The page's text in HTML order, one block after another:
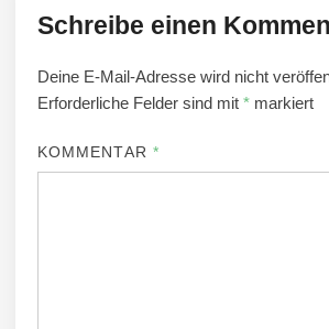
Schreibe einen
Deine E-Mail-Adresse wird nicht
Erforderliche Felder sind mit * markiert
KOMMENTAR *